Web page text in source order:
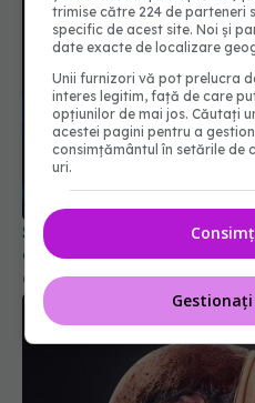
Substanța invizibilă care
de colon
07 mar 2026, 14:27
trimise către 224 de parteneri
specific de acest site. Noi și
date exacte de localizare
Unii furnizori vă pot prelucra
interes legitim, față de care
opțiunilor de mai jos. Căutați
acestei pagini pentru a
consimțământul în setările de
uri.